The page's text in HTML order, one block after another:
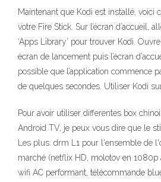
Maintenant que Kodi est installé, voici
votre Fire Stick. Sur l’écran d’accueil,
‘Apps Library’ pour trouver Kodi.
écran de lancement puis l’écran
possible que l’application commence
de quelques secondes. Utiliser Kodi
Pour avoir utiliser differentes box
Android TV, je peux vous dire que le
Les plus: drm L1 pour l'ensemble de
marché (netflix HD, molotov en 1080p
wifi AC performant, télécommande